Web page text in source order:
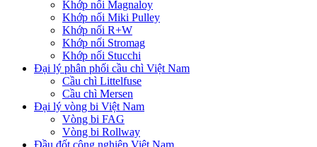
Khớp nối Magnaloy
Khớp nối Miki Pulley
Khớp nối R+W
Khớp nối Stromag
Khớp nối Stucchi
Đại lý phân phối cầu chì Việt Nam
Cầu chì Littelfuse
Cầu chì Mersen
Đại lý vòng bi Việt Nam
Vòng bi FAG
Vòng bi Rollway